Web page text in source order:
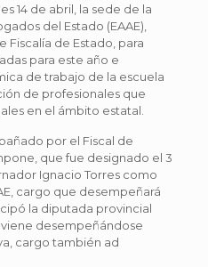
14 de abril, la sede de la
del Estado (EAAE),
de Estado, para
para este año e
de trabajo de la escuela
de profesionales que
en el ámbito estatal.
por el Fiscal de
que fue designado el 3
Ignacio Torres como
cargo que desempeñará
la diputada provincial
desempeñándose
cargo también ad